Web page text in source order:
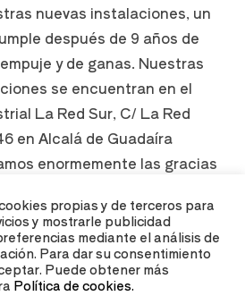
nuevas instalaciones, un
después de 9 años de
y de ganas. Nuestras
se encuentran en el
La Red Sur, C/ La Red
en Alcalá de Guadaíra
enormemente las gracias
LEER MÁS
propias y de terceros para
y mostrarle publicidad
mediante el análisis de
Para dar su consentimiento
Puede obtener más
Política de cookies.